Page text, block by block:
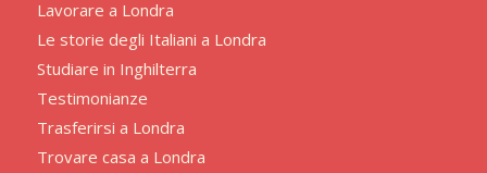
Lavorare a Londra
Le storie degli Italiani a Londra
Studiare in Inghilterra
Testimonianze
Trasferirsi a Londra
Trovare casa a Londra